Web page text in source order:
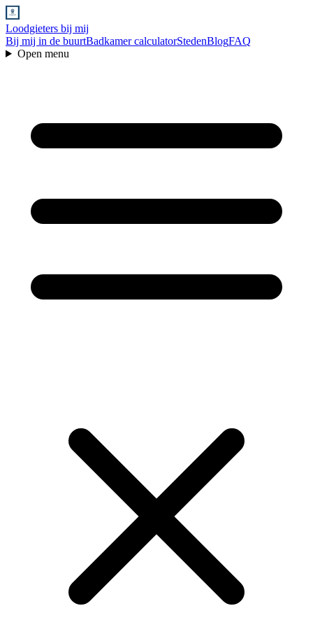
Loodgieters bij mij
Bij mij in de buurtBadkamer calculatorStedenBlogFAQ
Open menu